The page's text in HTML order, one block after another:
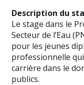
Description du
Le stage dans le
Secteur de l’Eau
pour les jeunes
professionnelle
carrière dans le
publics.